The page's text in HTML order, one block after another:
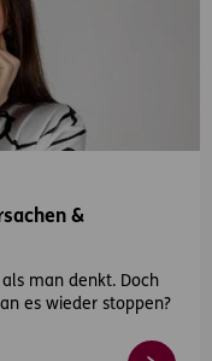
&
man denkt. Doch
es wieder stoppen?